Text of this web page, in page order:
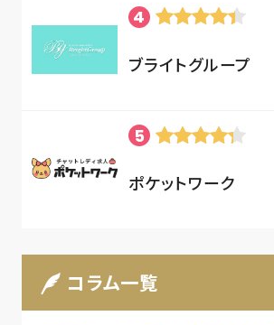
ブライトグループ
ポケットワーク
コラム一覧